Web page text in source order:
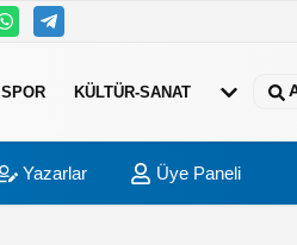
SPOR KÜLTÜR-SANAT
Yazarlar Üye Paneli